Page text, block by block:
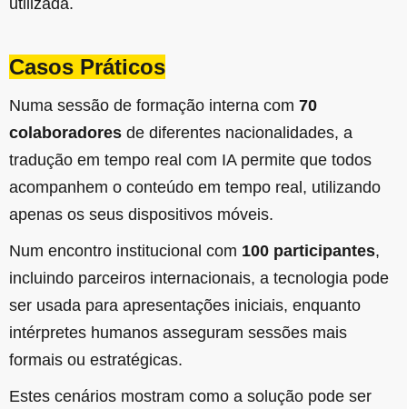
utilizada.
Casos Práticos
Numa sessão de formação interna com 70
colaboradores de diferentes nacionalidades, a
tradução em tempo real com IA permite que todos
acompanhem o conteúdo em tempo real, utilizando
apenas os seus dispositivos móveis.
Num encontro institucional com 100 participantes,
incluindo parceiros internacionais, a tecnologia pode
ser usada para apresentações iniciais, enquanto
intérpretes humanos asseguram sessões mais
formais ou estratégicas.
Estes cenários mostram como a solução pode ser